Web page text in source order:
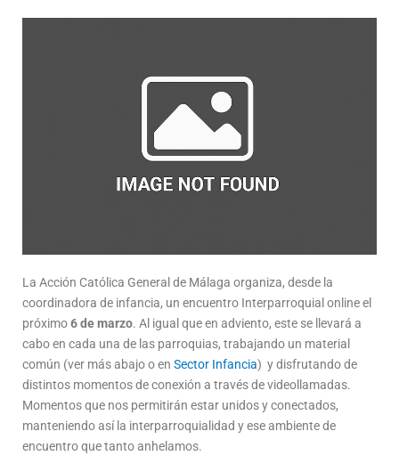
La Acción Católica General de Málaga organiza, desde la
coordinadora de infancia, un encuentro Interparroquial online el
próximo6 de marzo. Al igual que en adviento, este se llevará a
cabo en cada una de las parroquias, trabajando un material
común (ver más abajo o en Sector Infancia) y disfrutando de
distintos momentos de conexión a través de videollamadas.
Momentos que nos permitirán estar unidos y conectados,
manteniendo así la interparroquialidad y ese ambiente de
encuentro que tanto anhelamos.